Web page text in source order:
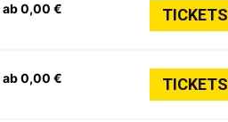
ab 0,00 € TICKETS
ab 0,00 € TICKETS